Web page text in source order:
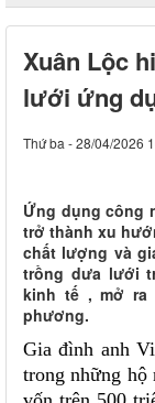
Xuân Lộc
lưới ứng
Thứ ba - 28/04/2026
Ứng dụng công
trở thành xu
chất lượng và
trồng dưa lưới
kinh tế , mở ra
phương.
Gia đình anh
trong những hộ